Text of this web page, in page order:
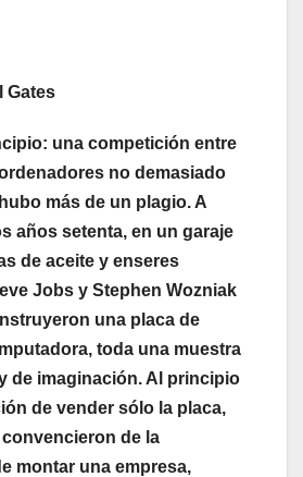
Gates
una competición entre
no demasiado
más de un plagio. A
años setenta, en un garaje
de aceite y enseres
Jobs y Stephen Wozniak
una placa de
toda una muestra
de imaginación. Al principio
de vender sólo la placa,
de la
montar una empresa,